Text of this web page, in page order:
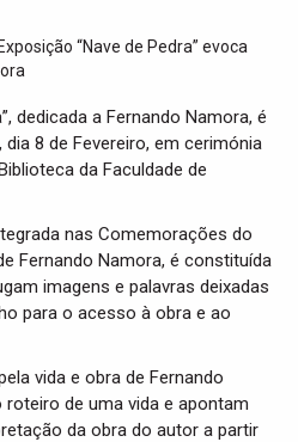
o
n
dedicada a Fernando Namora, é
8 de Fevereiro, em cerimónia
da Faculdade de
nas Comemorações do
Fernando Namora, é constituída
imagens e palavras deixadas
para o acesso à obra e ao
vida e obra de Fernando
de uma vida e apontam
da obra do autor a partir